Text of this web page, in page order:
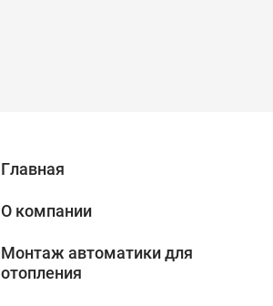
Главная
О компании
Монтаж автоматики для
отопления